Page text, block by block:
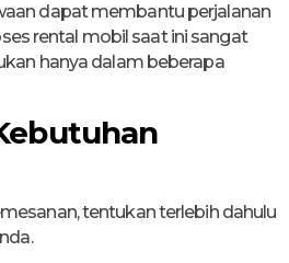
dapat membantu perjalanan
rental mobil saat ini sangat
hanya dalam beberapa
tentukan terlebih dahulu